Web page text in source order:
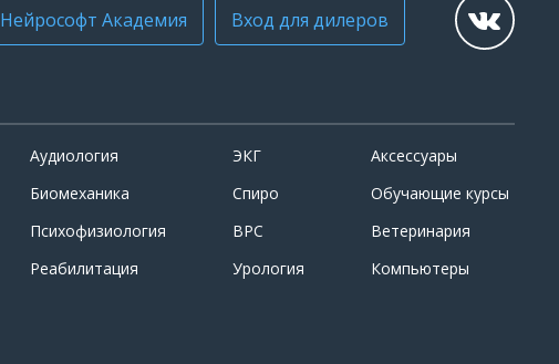
Нейрософт Академия Вход для дилеров
Аудиология
Биомеханика
Психофизиология
Реабилитация
ЭКГ
Спиро
ВРС
Урология
Аксессуары
Обучающие курсы
Ветеринария
Компьютеры